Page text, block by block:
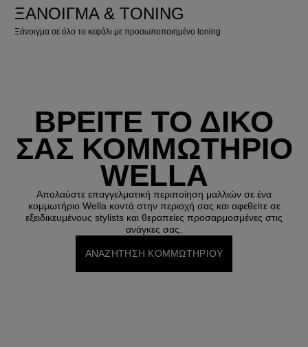
ΞΆΝΟΙΓΜΑ & TONING
Ξάνοιγμα σε όλο το κεφάλι με προσωποποιημένο toning
ΒΡΕΙΤΕ ΤΟ ΔΙΚΟ
ΣΑΣ ΚΟΜΜΩΤΗΡΙΟ
WELLA
Απολαύστε επαγγελματική περιποίηση μαλλιών σε ένα
κομμωτήριο Wella κοντά στην περιοχή σας και αφεθείτε σε
εξειδικευμένους stylists και θεραπείες προσαρμοσμένες στις
ανάγκες σας.
ΑΝΑΖΗΤΗΣΗ ΚΟΜΜΩΤΗΡΙΟΥ